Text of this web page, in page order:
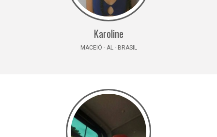
Karoline
MACEIÓ - AL - BRASIL